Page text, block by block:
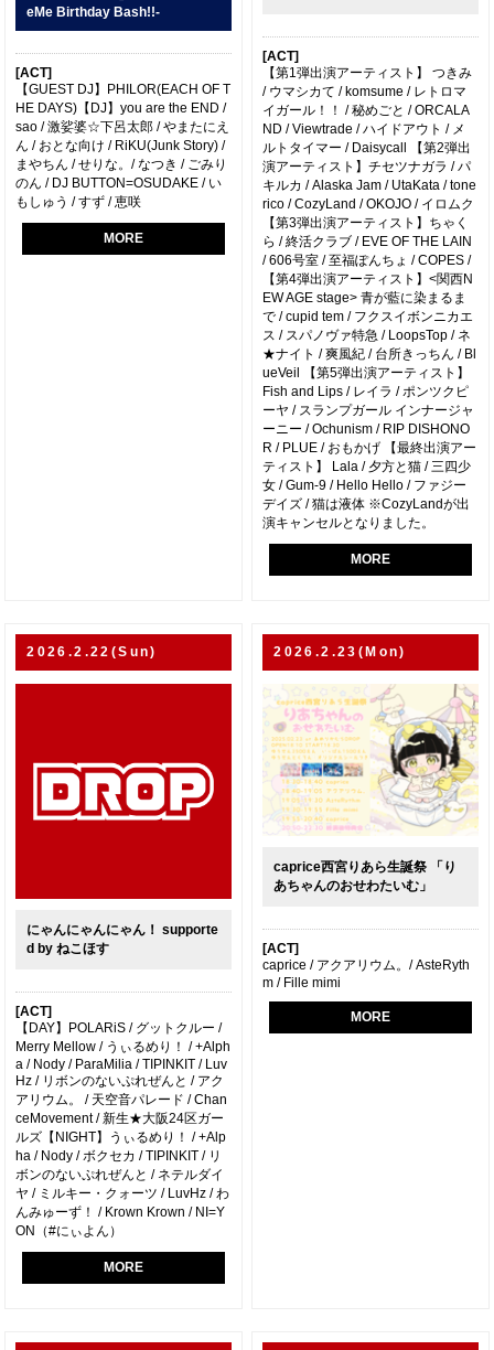
eMe Birthday Bash!!-
[ACT]
【GUEST DJ】PHILOR(EACH OF T
HE DAYS)【DJ】you are the END /
sao / 激娑婆☆下呂太郎 / やまたにえ
ん / おとな向け / RiKU(Junk Story) /
まやちん / せりな。/ なつき / ごみり
のん / DJ BUTTON=OSUDAKE / い
もしゅう / すず / 恵咲
MORE
[ACT]
【第1弾出演アーティスト】 つきみ
/ ウマシカて / komsume / レトロマ
イガール！！ / 秘めごと / ORCALA
ND / Viewtrade / ハイドアウト / メ
ルトタイマー / Daisycall 【第2弾出
演アーティスト】チセツナガラ / パ
キルカ / Alaska Jam / UtaKata / tone
rico / CozyLand / OKOJO / イロムク
【第3弾出演アーティスト】ちゃく
ら / 終活クラブ / EVE OF THE LAIN
/ 606号室 / 至福ぽんちょ / COPES /
【第4弾出演アーティスト】<関西N
EW AGE stage> 青が藍に染まるま
で / cupid tem / フクスイボンニカエ
ス / スパノヴァ特急 / LoopsTop / ネ
★ナイト / 爽風紀 / 台所きっちん / Bl
ueVeil 【第5弾出演アーティスト】
Fish and Lips / レイラ / ポンツクピ
ーヤ / スランプガール インナージャ
ーニー / Ochunism / RIP DISHONO
R / PLUE / おもかげ 【最終出演アー
ティスト】 Lala / 夕方と猫 / 三四少
女 / Gum-9 / Hello Hello / ファジー
デイズ / 猫は液体 ※CozyLandが出
演キャンセルとなりました。
MORE
2026.2.22(Sun)
にゃんにゃんにゃん！ supporte
d by ねこほす
[ACT]
【DAY】POLARiS / グットクルー /
Merry Mellow / うぃるめり！ / +Alph
a / Nody / ParaMilia / TIPINKIT / Luv
Hz / リボンのないぷれぜんと / アク
アリウム。 / 天空音パレード / Chan
ceMovement / 新生★大阪24区ガー
ルズ【NIGHT】うぃるめり！ / +Alp
ha / Nody / ボクセカ / TIPINKIT / リ
ボンのないぷれぜんと / ネテルダイ
ヤ / ミルキー・クォーツ / LuvHz / わ
んみゅーず！ / Krown Krown / NI=Y
ON（#にぃよん）
MORE
2026.2.23(Mon)
caprice西宮りあら生誕祭 「り
あちゃんのおせわたいむ」
[ACT]
caprice / アクアリウム。/ AsteRyth
m / Fille mimi
MORE